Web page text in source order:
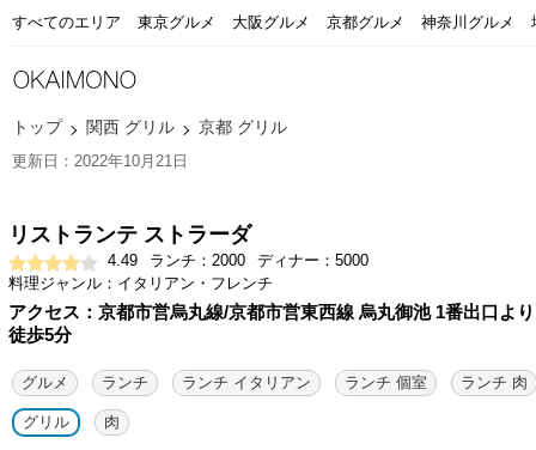
すべてのエリア 東京グルメ 大阪グルメ 京都グルメ 神奈川グルメ
トップ 関西 グリル 京都 グリル
更新日：2022年10月21日
リストランテ ストラーダ
4.49 ランチ：2000
ディナー：5000
料理ジャンル：イタリアン・フレンチ
アクセス：京都市営烏丸線/京都市営東西線 烏丸御池 1番出口より
徒歩5分
グルメ ランチ ランチ イタリアン ランチ 個室 ランチ 肉
グリル 肉